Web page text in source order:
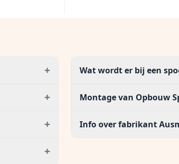
+
+
+
+
Wat wordt er bij een
Montage van Opbouw
Info over fabrikant